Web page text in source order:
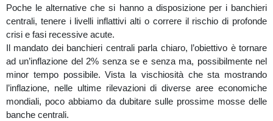
Poche le alternative che si hanno a disposizione per i banchieri
centrali, tenere i livelli inflattivi alti o correre il rischio di profonde
crisi e fasi recessive acute.
Il mandato dei banchieri centrali parla chiaro, l’obiettivo è tornare
ad un’inflazione del 2% senza se e senza ma, possibilmente nel
minor tempo possibile. Vista la vischiosità che sta mostrando
l’inflazione, nelle ultime rilevazioni di diverse aree economiche
mondiali, poco abbiamo da dubitare sulle prossime mosse delle
banche centrali.